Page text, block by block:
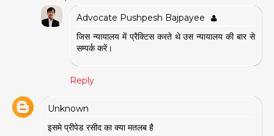
Advocate Pushpesh Bajpayee
जिस न्यायालय में प्रैक्टिस करते थे उस न्यायालय की बार से
सम्पर्क करें।
Reply
Unknown
इसमे प्रीपेड रसीद का क्या मतलब है